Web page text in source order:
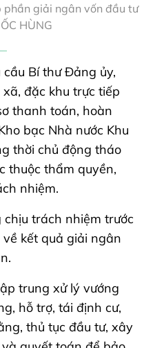
giải ngân vốn đầu tư
HÙNG
cầu Bí thư Đảng ủy,
đặc khu trực tiếp
thanh toán, hoàn
bạc Nhà nước Khu
thời chủ động tháo
thuộc thẩm quyền,
nhiệm.
trách nhiệm trước
kết quả giải ngân
trung xử lý vướng
hỗ trợ, tái định cư,
thủ tục đầu tư, xây